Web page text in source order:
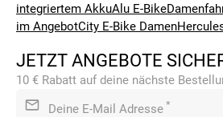
integriertem AkkuAlu E-Bike
im AngebotCity E-Bike Damen
JETZT ANGEBOTE
10 € Rabatt auf deine nächste
Deine E-Mail Adresse *